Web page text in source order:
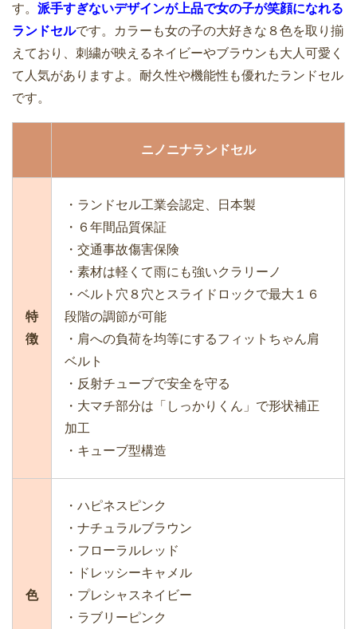
す。 派手すぎないデザインが上品で女の子が笑顔になれる
ランドセルです。カラーも女の子の大好きな８色を取り揃
えており、刺繍が映えるネイビーやブラウンも大人可愛く
て人気がありますよ。耐久性や機能性も優れたランドセル
です。
ニノニナランドセル
特
徴
・ランドセル工業会認定、日本製
・６年間品質保証
・交通事故傷害保険
・素材は軽くて雨にも強いクラリーノ
・ベルト穴８穴とスライドロックで最大１６
段階の調節が可能
・肩への負荷を均等にするフィットちゃん肩
ベルト
・反射チューブで安全を守る
・大マチ部分は「しっかりくん」で形状補正
加工
・キューブ型構造
色
・ハピネスピンク
・ナチュラルブラウン
・フローラルレッド
・ドレッシーキャメル
・プレシャスネイビー
・ラブリーピンク